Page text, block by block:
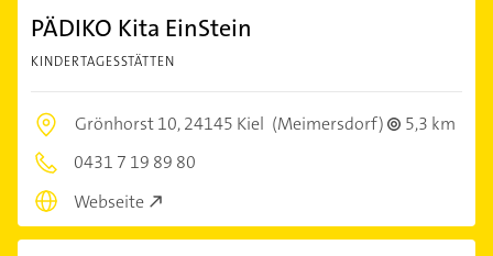
PÄDIKO Kita EinStein
KINDERTAGESSTÄTTEN
Grönhorst 10,24145 Kiel (Meimersdorf)
5,3 km
0431 7 19 89 80
Webseite